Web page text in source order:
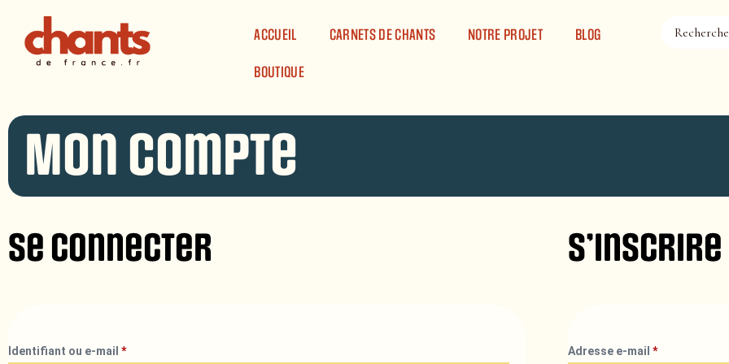
ACCUEIL
CARNETS DE CHANTS NOTRE PROJET BLOG
BOUTIQUE
Mon compte
Se connecter
Identifiant ou e-mail *
S’inscrire
Adresse e-mail*